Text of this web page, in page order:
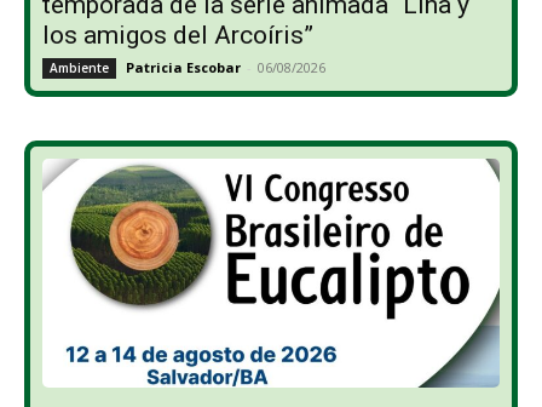
los amigos del Arcoíris”
Ambiente Patricia Escobar - 06/08/2026